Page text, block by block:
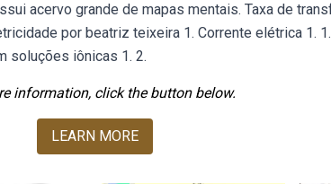
acervo grande de mapas mentais. Taxa de
por beatriz teixeira 1. Corrente elétrica 1.
soluções iônicas 1. 2.
information, click the button below.
LEARN MORE